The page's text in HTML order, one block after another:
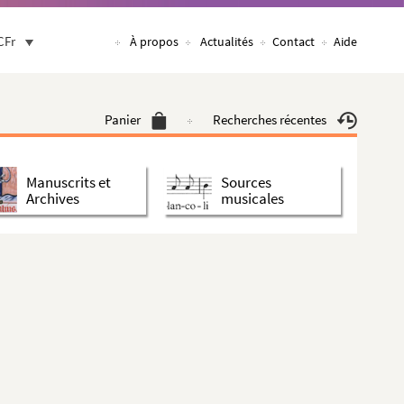
À propos Actualités Contact Aide
Panier Recherches récentes
Manuscrits et
Archives
Sources
musicales